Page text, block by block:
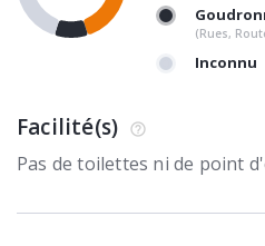
(Rues,
Inconnu
Facilité(s)
Pas de toilettes ni de point